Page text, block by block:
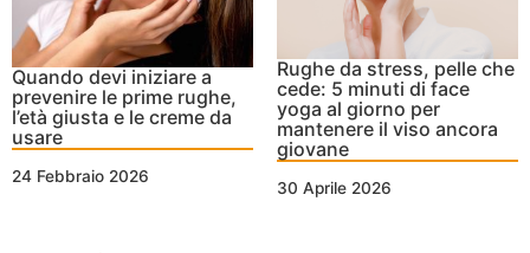
Quando devi iniziare a
prevenire le prime rughe,
l’età giusta e le creme da
usare
24 Febbraio 2026
Rughe da stress, pelle che
cede: 5 minuti di face
yoga al giorno per
mantenere il viso ancora
giovane
30 Aprile 2026